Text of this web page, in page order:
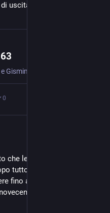
uscita temporanea a...
0
che le difficoltà ci hanno
tutto quel che ha vissuto,
fino al rapimento a Villa
di prendersi una...